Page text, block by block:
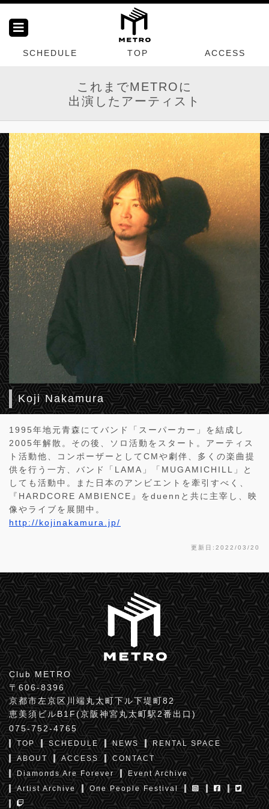
SCHEDULE TOP ACCESS
これまでMETROに
出演したアーティスト
Koji Nakamura
1995年地元青森にてバンド「スーパーカー」を結成し
2005年解散。その後、ソロ活動をスタート。アーティス
ト活動他、コンポーザーとしてCMや劇伴、多くの楽曲提
供を行う一方、バンド「LAMA」「MUGAMICHILL」と
しても活動中。また日本のアンビエントを牽引すべく、
『HARDCORE AMBIENCE』をduennと共に主宰し、映
像やライブを展開中。
http://kojinakamura.jp/
更新日:2022/03/20
Club METRO
〒606-8396
京都市左京区川端丸太町下ル下堤町82
恵美須ビルB1F(京阪神宮丸太町駅2番出口)
075-752-4765
TOP SCHEDULE NEWS
RENTAL SPACE
ABOUT
ACCESS
CONTACT
Diamonds Are Forever
Event Archive
Artist Archive
One People Festival